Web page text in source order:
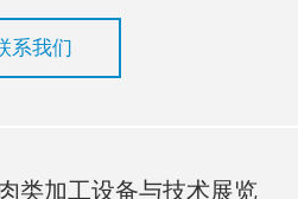
系我们
类加工设备与技术展览